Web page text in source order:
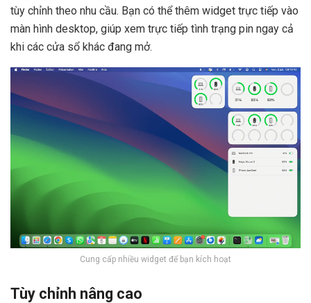
tùy chỉnh theo nhu cầu. Bạn có thể thêm widget trực tiếp vào
màn hình desktop, giúp xem trực tiếp tình trạng pin ngay cả
khi các cửa sổ khác đang mở.
Cung cấp nhiều widget để bạn kích hoạt
Tùy chỉnh nâng cao